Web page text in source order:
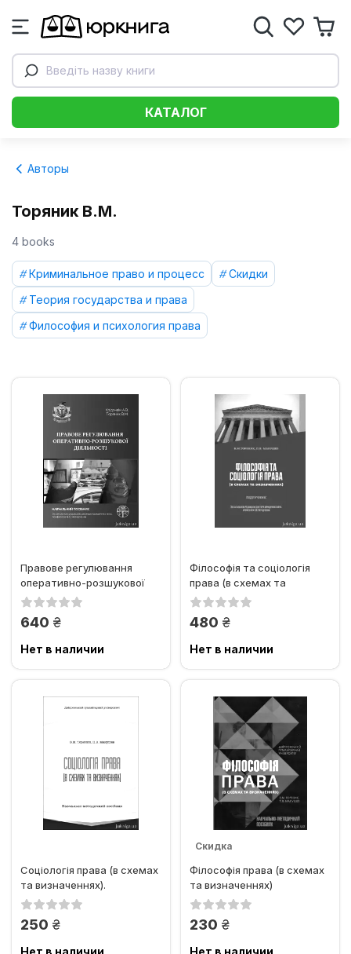
Введіть назву книги
КАТАЛОГ
Авторы
Торяник В.М.
4 books
Криминальное право и процесс
Скидки
Теория государства и права
Философия и психология права
Правове регулювання
оперативно-розшукової
діяльності
640 грн.
Нет в наличии
Філософія та соціологія
права (в схемах та
визначеннях). Підручник
480 грн.
Нет в наличии
Соціологія права (в схемах
та визначеннях).
Навчально-методичний
250 грн.
Нет в наличии
Скидка
Філософія права (в схемах
та визначеннях)
230 грн.
Нет в наличии